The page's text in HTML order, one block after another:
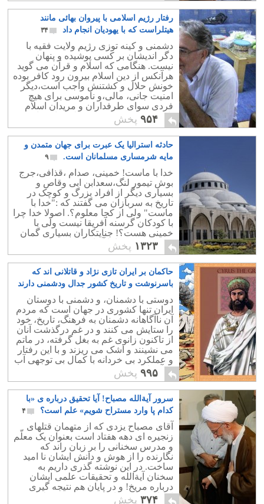
رفتار رژیم اسلامی با پیروان بهائی مانند
هیتلراست که با یهودیان انجام داد
۳۴
دشمنی و کینه توزی رژیم ولایت فقیه با
دگر اندیشان بر کسی پوشیده و پنهان
نیست. هنگامی که اسلام و قرآن می گوید
هرآنکس از دین اسلام بیرون رود کافر بوده
خونش حلال و کشتنش واجب است،دیگر
امنیت جانی، مالی،و ناموسی برای هیچ
فردی سوای طرفداران و مریدان اسلام
ناب محمدی به پیشوایی علی خامنه ای به
جای نمی ماند.
۹۵۴ پخش
حادثه استرالیا یک عبرت برای جهان متمدن و
مایه شرمساری مسلمانان است.
۹
خدا با ماست! خمینی، صدام ،قذافی،جرج
بوش تیمور لنگ،سعدابن ابی وقاص و
بسیاری دیگر از افراد بزرگ و کوچک در
تاریخ به سربازان می گفتند که :"خدا با
ماست" ولی از کجا معلوم؟. اصولا خدا چرا
با کودکان گرسنه آفریقا نیست ولی با
خمینی هست؟! جنایتکاران بسیاری گمان
می کنند که خدا با آنهاست.
۱۳۲۳ پخش
حاکمان بر ایران تازی نژاد و قاتلانی اند که
باسرنوشت و تاریخ کشور جدال ودشمنی دارند
۵۶
دوستی با دشمنان، و دشمنی با دوستان
ایران تنها کشوری در جهان است که مردم
آن ناآگاهانه دشمنان به فرهنگ، تاریخ، خود
را ستایش می کنند و در غم درگذشت آنان
از تاکنون زانوی غم به بغل گرفته، در ماتم
می نشینند و اشک می ریزند و با این رفتار
و عملکرد بی خردانه با کمال بی توجهی آب
به آسیابان دشمن می ریزند .
۹۹۵ پخش
سرور آیةالله مصباح! آیا تحقیق درباره ی «با
کدام پا وارد مستراح شویم» علم است؟
۴
آقای مصباح یزدی که از متهمان قتلهای
زنجیره ای دهه هفتاد است بعنوان یک معلّم
و مدرس سخنانی را بر زبان راند که
نگارنده را از هوش و دانش ایشان نا امید
ساخت. در این نوشته گذری داریم به
سخنان آیةالله و تحقیقات علمی ایشان
درباره مریخ! و در پایان هم نتیجه گیری
ایشان که پس باید به پژوهش در علوم دینی
۳۷۴ پخش